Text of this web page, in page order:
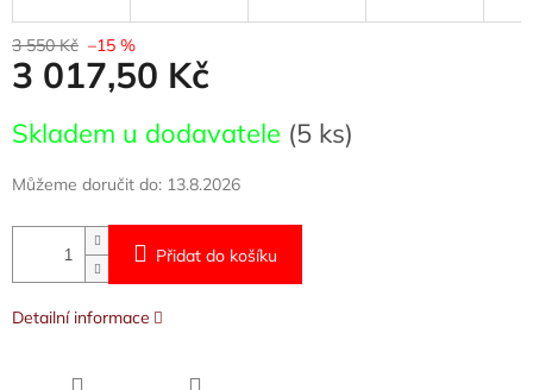
3 550 Kč –15 %
3 017,50 Kč
cena:
Skladem u dodavatele (5 ks)
Můžeme doručit do: 13.8.2026
Přidat do košíku
Detailní informace